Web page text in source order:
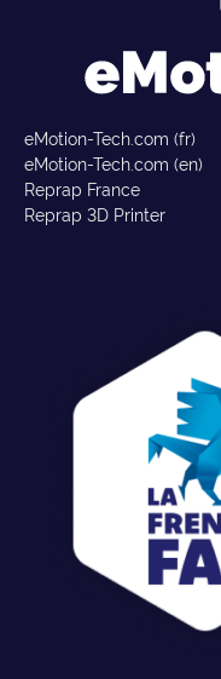
eMotion-Tech.com (fr)
eMotion-Tech.com (en)
Reprap France
Reprap 3D Printer